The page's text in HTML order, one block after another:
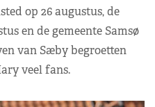
op 26 augustus, de
en de gemeente Samsø
van Sæby begroetten
veel fans.